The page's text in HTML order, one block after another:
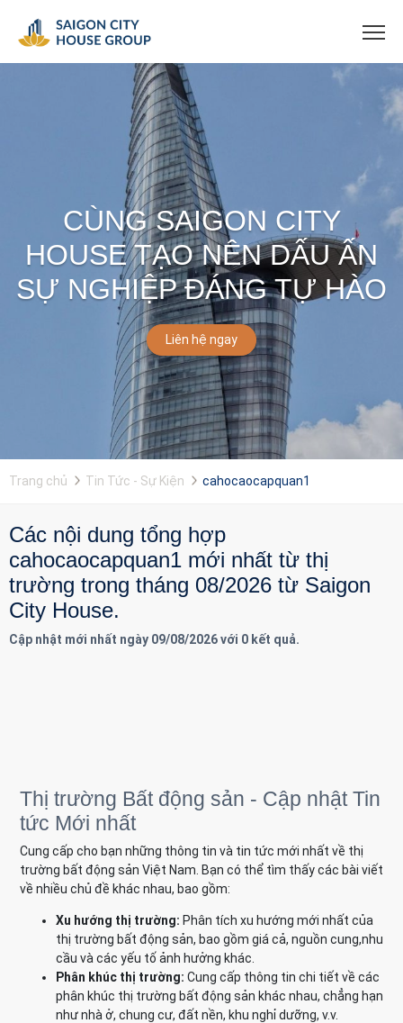
CÙNG SAIGON CITY
HOUSE TẠO NÊN DẤU ẤN
SỰ NGHIỆP ĐÁNG TỰ HÀO
Liên hệ ngay
Trang chủ Tin Tức - Sự Kiện cahocaocapquan1
Các nội dung tổng hợp
cahocaocapquan1 mới nhất từ thị
trường trong tháng 08/2026 từ Saigon
City House.
Cập nhật mới nhất ngày 09/08/2026 với 0 kết quả.
Thị trường Bất động sản - Cập nhật Tin
tức Mới nhất
Cung cấp cho bạn những thông tin và tin tức mới nhất về thị
trường bất động sản Việt Nam. Bạn có thể tìm thấy các bài viết
về nhiều chủ đề khác nhau, bao gồm:
Xu hướng thị trường: Phân tích xu hướng mới nhất của
thị trường bất động sản, bao gồm giá cả, nguồn cung,nhu
cầu và các yếu tố ảnh hưởng khác.
Phân khúc thị trường: Cung cấp thông tin chi tiết về các
phân khúc thị trường bất động sản khác nhau, chẳng hạn
như nhà ở, chung cư, đất nền, khu nghỉ dưỡng, v.v.